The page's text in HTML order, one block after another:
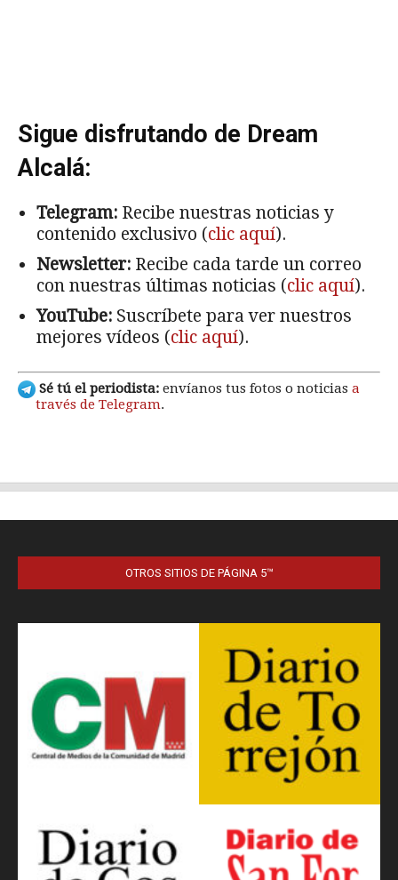
OTROS SITIOS DE PÁGINA 5™